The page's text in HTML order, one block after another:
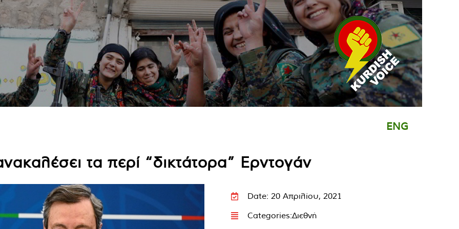
ENG
τα περί “δικτάτορα” Ερντογάν
Date: 20 Απριλίου, 2021
Categories:Διεθνή